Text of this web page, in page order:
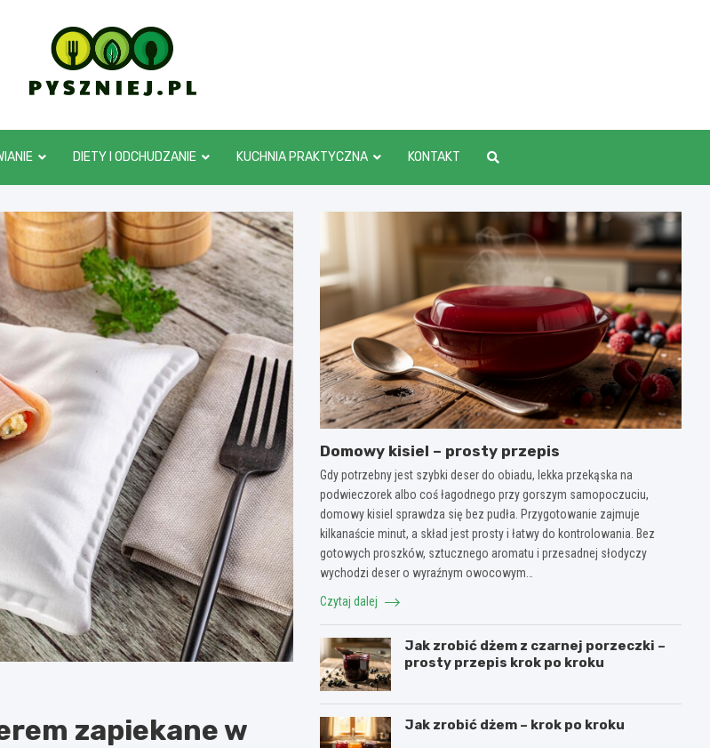
pyszniej.pl
DIETY I ODCHUDZANIE KUCHNIA PRAKTYCZNA KONTAKT
zapiekane w
Domowy kisiel – prosty przepis
Gdy potrzebny jest szybki deser do obiadu, lekka przekąska na
podwieczorek albo coś łagodnego przy gorszym samopoczuciu,
domowy kisiel sprawdza się bez pudła. Przygotowanie zajmuje
kilkanaście minut, a skład jest prosty i łatwy do kontrolowania. Bez
gotowych proszków, sztucznego aromatu i przesadnej słodyczy
wychodzi deser o wyraźnym owocowym…
Czytaj dalej
Jak zrobić dżem z czarnej porzeczki –
prosty przepis krok po kroku
Jak zrobić dżem – krok po kroku